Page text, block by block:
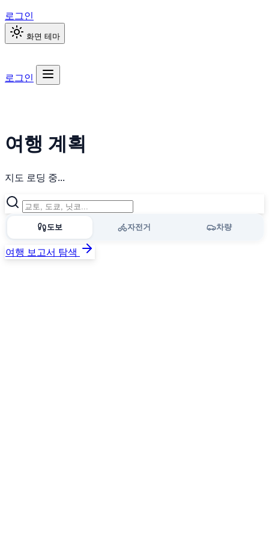
로그인
화면 테마
로그인
여행 계획
지도 로딩 중...
도보 자전거 차량
여행 보고서 탐색